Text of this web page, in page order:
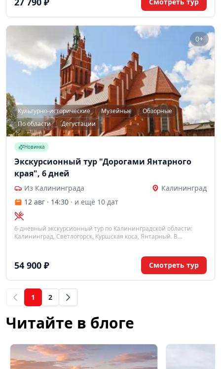
0+
Культурно-исторические Музейные
Обзорные
По области
Дегустации
Новинка
Экскурсионный тур "Дорогами Янтарного
края", 6 дней
Из Калининграда
Калининград
12 авг · 14:30 · и ещё 10 дат
6-дневный экскурсионный тур по Калининградской области:
Калининград, Светлогорск, Куршская коса, Янтарный. В
54 900 ₽ Смотреть тур
1(current)
2
Читайте в блоге